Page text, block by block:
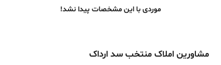
موردی با این مشخصات پیدا نشد!
مشاورین املاک منتخب سد ارداک